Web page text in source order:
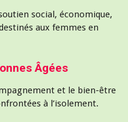
social, économique,
aux femmes en
Âgées
et le bien-être
à l’isolement.